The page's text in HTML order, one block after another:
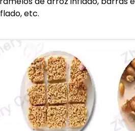
etc.